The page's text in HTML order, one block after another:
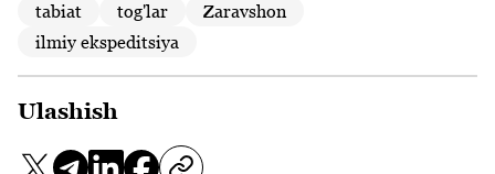
tabiat tog'lar
Zaravshon
ilmiy ekspeditsiya
Ulashish